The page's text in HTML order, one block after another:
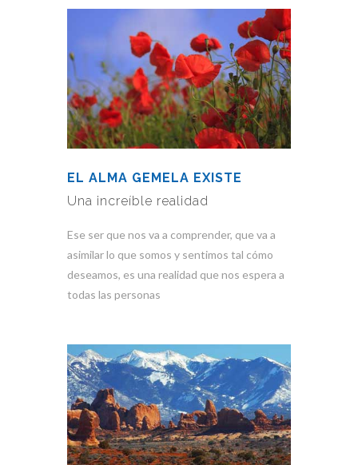
EL ALMA GEMELA EXISTE
Una increíble realidad
Ese ser que nos va a comprender, que va a
asimilar lo que somos y sentimos tal cómo
deseamos, es una realidad que nos espera a
todas las personas